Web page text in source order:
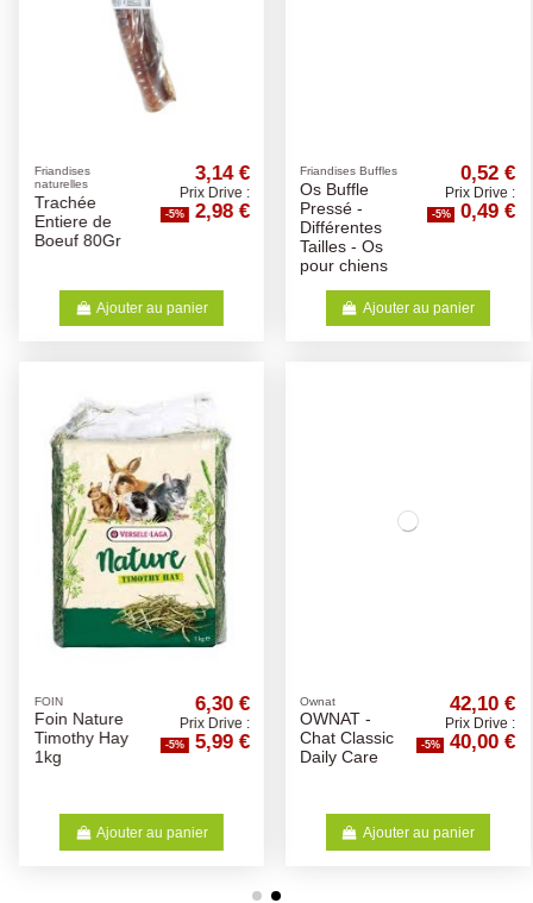
Friandises
naturelles
Trachée
Entiere de
Boeuf 80Gr
3,14 €
Prix Drive :
-5% 2,98 €
Ajouter au panier
FOIN
Foin Nature
Timothy Hay
1kg
6,30 €
Prix Drive :
-5% 5,99 €
Ajouter au panier
Friandises Buffles
Os Buffle
Pressé -
Différentes
Tailles - Os
pour chiens
0,52 €
Prix Drive :
-5% 0,49 €
Ajouter au panier
Ownat
OWNAT -
Chat Classic
Daily Care
42,10 €
Prix Drive :
-5% 40,00 €
Ajouter au panier